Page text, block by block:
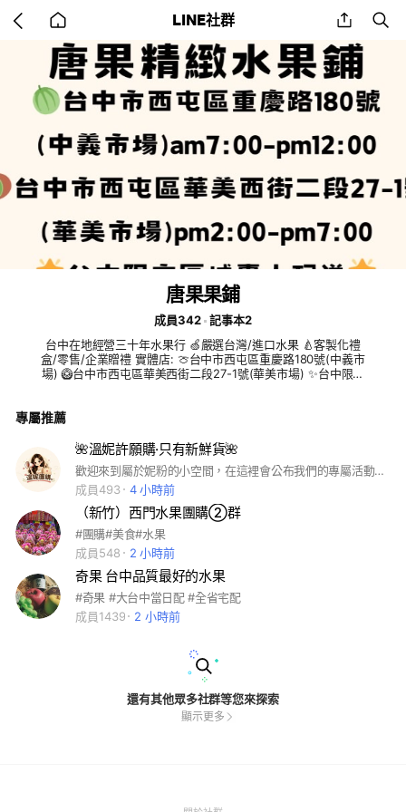
back
home
LINE社群 share
唐果果鋪
成員342
記事本2
台中在地經營三十年水果行 🍏嚴選台灣/進口水果 🍐客製化禮
盒/零售/企業贈禮 實體店: 🍈台中市西屯區重慶路180號(中義市
場) 🥝台中市西屯區華美西街二段27-1號(華美市場) ✨台中限定
專屬推薦
🌺溫妮許願購·只有新鮮貨🌺
歡迎來到屬於妮粉的小空間，在這裡會公布我們的專屬活動❤️ 並且大家都可以互相交流認識🎉
成員493
4 小時前
（新竹）西門水果團購②群
#團購#美食#水果
成員548
2 小時前
奇果 台中品質最好的水果
#奇果 #大台中當日配 #全省宅配
成員1439
2 小時前
還有其他眾多社群等您來探索
顯示更多